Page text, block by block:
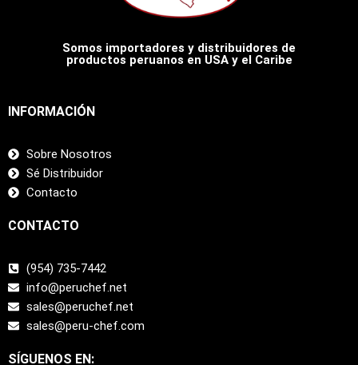
Somos importadores y distribuidores de
productos peruanos en USA y el Caribe
INFORMACIÓN
Sobre Nosotros
Sé Distribuidor
Contacto
CONTACTO
(954) 735-7442
info@peruchef.net
sales@peruchef.net
sales@peru-chef.com
SÍGUENOS EN: